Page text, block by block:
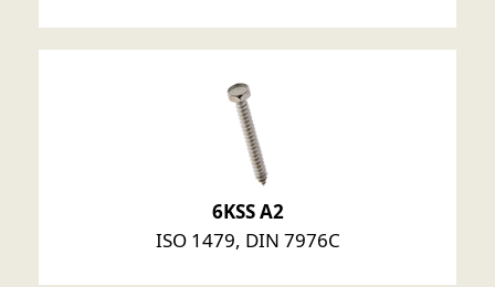
6KSS A2
ISO 1479, DIN 7976C